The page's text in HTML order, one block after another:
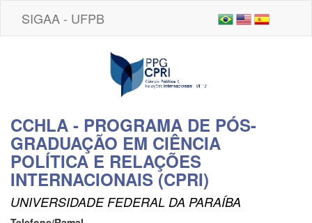
SIGAA - UFPB
CCHLA - PROGRAMA DE PÓS-
GRADUAÇÃO EM CIÊNCIA
POLÍTICA E RELAÇÕES
INTERNACIONAIS (CPRI)
UNIVERSIDADE FEDERAL DA PARAÍBA